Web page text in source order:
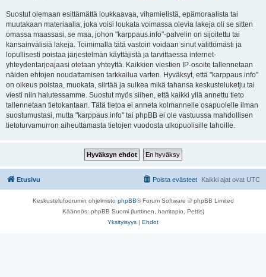
Suostut olemaan esittämättä loukkaavaa, vihamielistä, epämoraalista tai
muutakaan materiaalia, joka voisi loukata voimassa olevia lakeja oli se sitten
omassa maassasi, se maa, johon "karppaus.info"-palvelin on sijoitettu tai
kansainvälisiä lakeja. Toimimalla tätä vastoin voidaan sinut välittömästi ja
lopullisesti poistaa järjestelmän käyttäjistä ja tarvittaessa internet-
yhteydentarjoajaasi otetaan yhteyttä. Kaikkien viestien IP-osoite tallennetaan
näiden ehtojen noudattamisen tarkkailua varten. Hyväksyt, että "karppaus.info"
on oikeus poistaa, muokata, siirtää ja sulkea mikä tahansa keskusteluketju tai
viesti niin halutessamme. Suostut myös siihen, että kaikki yllä annettu tieto
tallennetaan tietokantaan. Tätä tietoa ei anneta kolmannelle osapuolelle ilman
suostumustasi, mutta "karppaus.info" tai phpBB ei ole vastuussa mahdollisen
tietoturvamurron aiheuttamasta tietojen vuodosta ulkopuolisille tahoille.
Etusivu Kaikki ajat ovat UTC
Poista evästeet
Keskustelufoorumin ohjelmisto phpBB® Forum Software © phpBB Limited
Käännös: phpBB Suomi (lurttinen, harritapio, Pettis)
Yksityisyys | Ehdot